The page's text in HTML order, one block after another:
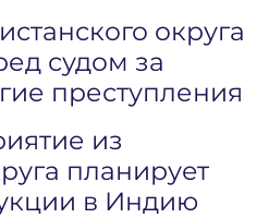
округа
судом за
преступления
из
планирует
в Индию